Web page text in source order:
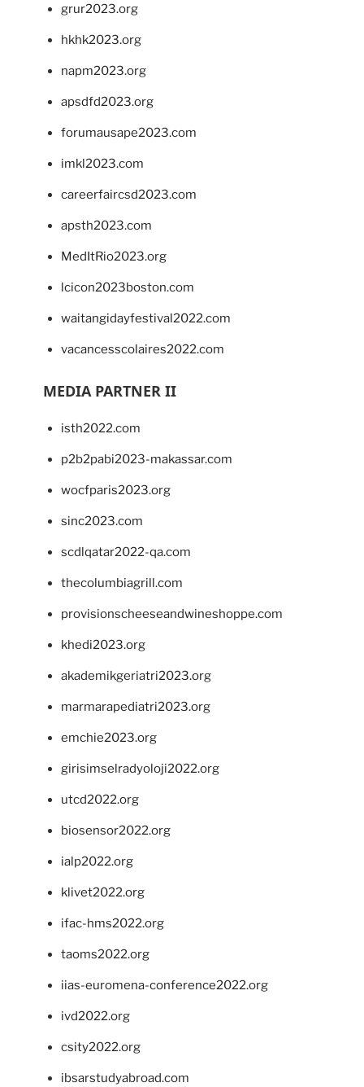
grur2023.org
hkhk2023.org
napm2023.org
apsdfd2023.org
forumausape2023.com
imkl2023.com
careerfaircsd2023.com
apsth2023.com
MedItRio2023.org
lcicon2023boston.com
waitangidayfestival2022.com
vacancesscolaires2022.com
MEDIA PARTNER II
isth2022.com
p2b2pabi2023-makassar.com
wocfparis2023.org
sinc2023.com
scdlqatar2022-qa.com
thecolumbiagrill.com
provisionscheeseandwineshoppe.com
khedi2023.org
akademikgeriatri2023.org
marmarapediatri2023.org
emchie2023.org
girisimselradyoloji2022.org
utcd2022.org
biosensor2022.org
ialp2022.org
klivet2022.org
ifac-hms2022.org
taoms2022.org
iias-euromena-conference2022.org
ivd2022.org
csity2022.org
ibsarstudyabroad.com